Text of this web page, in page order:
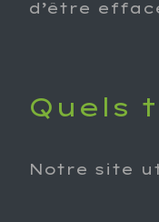
d’être
Quels
Notre site